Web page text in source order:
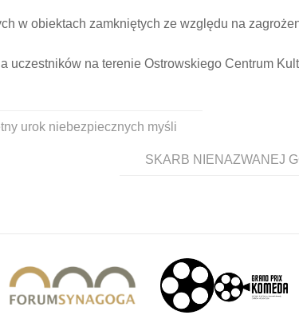
w obiektach zamkniętych ze względu na
uczestników na terenie Ostrowskiego Centrum
urok niebezpiecznych myśli
SKARB NIENAZWANEJ